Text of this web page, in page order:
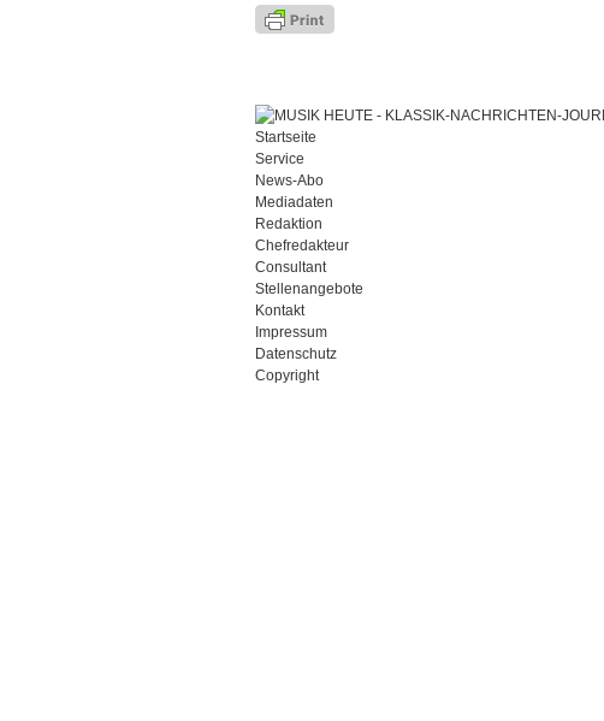
Startseite
Service
News-Abo
Mediadaten
Redaktion
Chefredakteur
Consultant
Stellenangebote
Kontakt
Impressum
Datenschutz
Copyright